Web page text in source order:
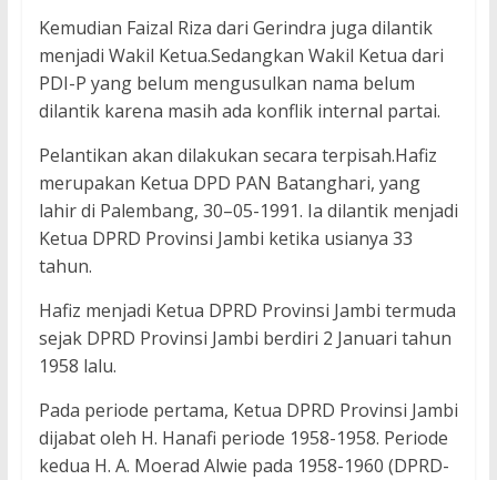
Kemudian Faizal Riza dari Gerindra juga dilantik
menjadi Wakil Ketua.Sedangkan Wakil Ketua dari
PDI-P yang belum mengusulkan nama belum
dilantik karena masih ada konflik internal partai.
Pelantikan akan dilakukan secara terpisah.Hafiz
merupakan Ketua DPD PAN Batanghari, yang
lahir di Palembang, 30–05-1991. Ia dilantik menjadi
Ketua DPRD Provinsi Jambi ketika usianya 33
tahun.
Hafiz menjadi Ketua DPRD Provinsi Jambi termuda
sejak DPRD Provinsi Jambi berdiri 2 Januari tahun
1958 lalu.
Pada periode pertama, Ketua DPRD Provinsi Jambi
dijabat oleh H. Hanafi periode 1958-1958. Periode
kedua H. A. Moerad Alwie pada 1958-1960 (DPRD-